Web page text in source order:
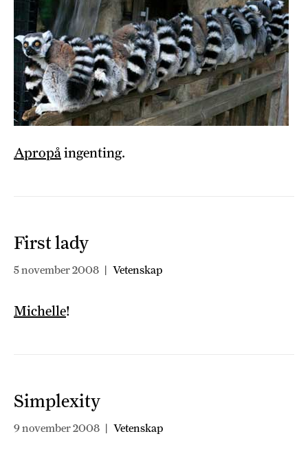
Apropå ingenting.
First lady
5 november 2008 | Vetenskap
Michelle!
Simplexity
9 november 2008 | Vetenskap